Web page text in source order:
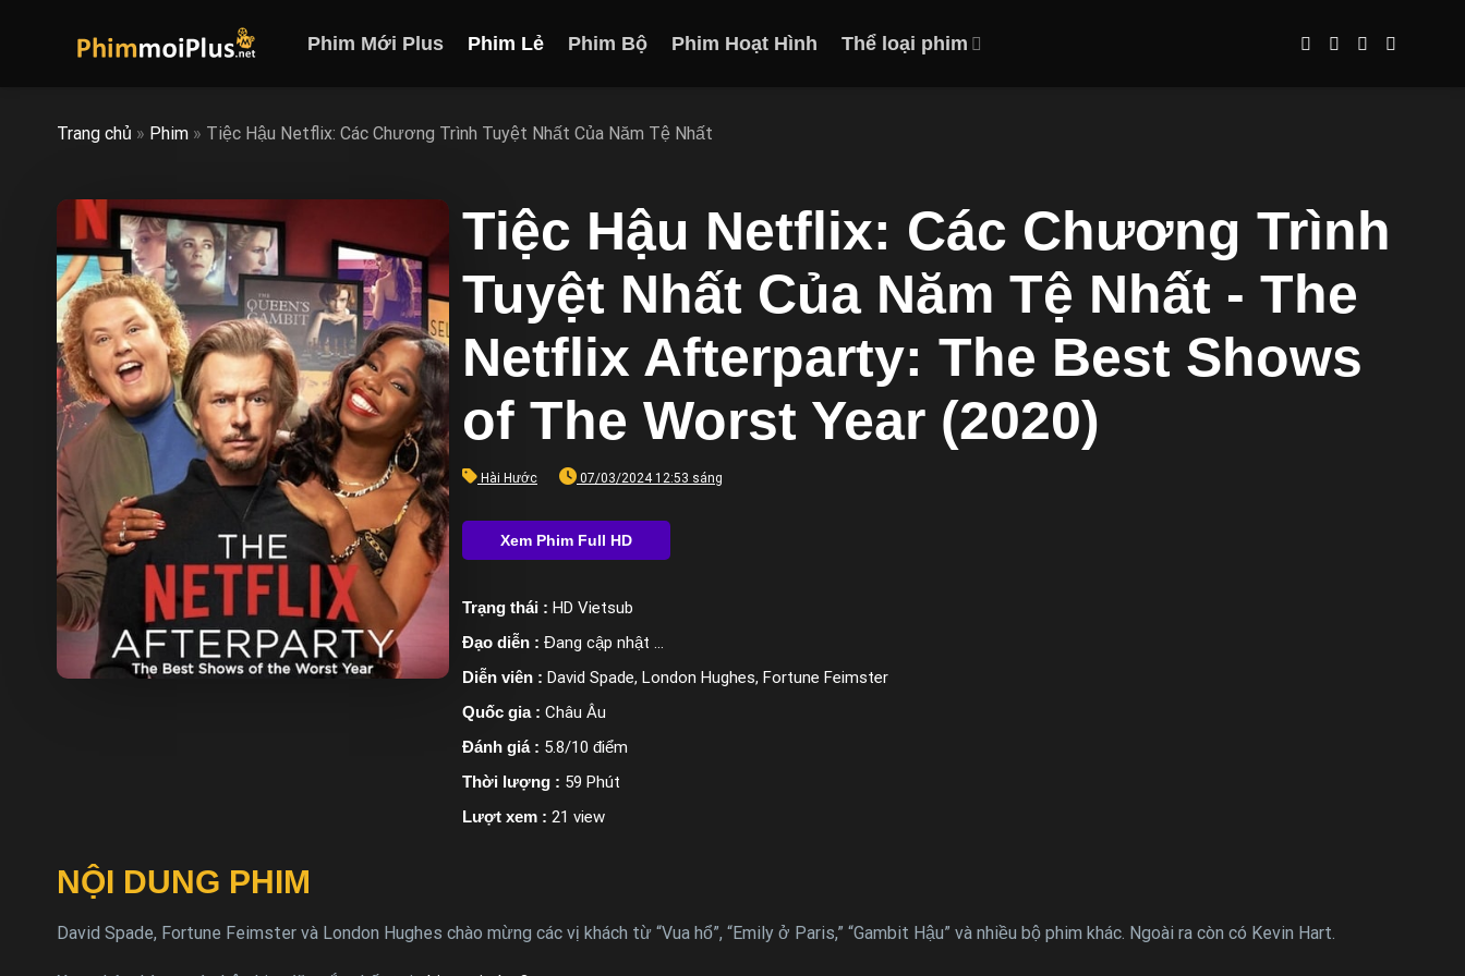
Phim Mới Plus Phim Lẻ Phim Bộ Phim Hoạt Hình Thể loại phim
Trang chủ » Phim » Tiệc Hậu Netflix: Các Chương Trình Tuyệt Nhất Của Năm Tệ Nhất
Tiệc Hậu Netflix: Các Chương Trình
Tuyệt Nhất Của Năm Tệ Nhất - The
Netflix Afterparty: The Best Shows
of The Worst Year (2020)
Hài Hước 07/03/2024 12:53 sáng
Trạng thái : HD Vietsub
Đạo diễn : Đang cập nhật ...
Diễn viên : David Spade, London Hughes, Fortune Feimster
Quốc gia : Châu Âu
Đánh giá : 5.8/10 điểm
Thời lượng : 59 Phút
Lượt xem : 21 view
NỘI DUNG PHIM
David Spade, Fortune Feimster và London Hughes chào mừng các vị khách từ “Vua hổ”, “Emily ở Paris,” “Gambit Hậu” và nhiều bộ phim khác. Ngoài ra còn có Kevin Hart.